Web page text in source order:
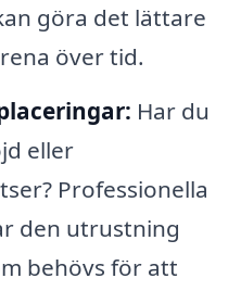
göra det lättare
över tid.
Har du
eller
Professionella
den utrustning
behövs för att